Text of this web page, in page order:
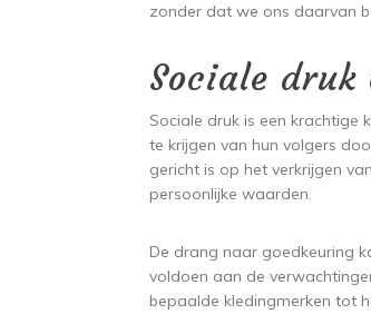
zonder dat we ons daarvan
Sociale druk
Sociale druk is een krachtige
te krijgen van hun volgers
gericht is op het verkrijgen
persoonlijke waarden.
De drang naar goedkeuring
voldoen aan de
bepaalde kledingmerken tot